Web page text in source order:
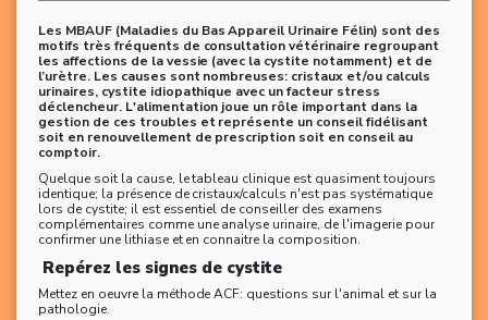
Les MBAUF (Maladies du Bas Appareil Urinaire Félin) sont des
motifs très fréquents de consultation vétérinaire regroupant
les affections de la vessie (avec la cystite notamment) et de
l’urètre. Les causes sont nombreuses: cristaux et/ou calculs
urinaires, cystite idiopathique avec un facteur stress
déclencheur. L'alimentation joue un rôle important dans la
gestion de ces troubles et représente un conseil fidélisant
soit en renouvellement de prescription soit en conseil au
comptoir.
Quelque soit la cause, le tableau clinique est quasiment toujours
identique; la présence de cristaux/calculs n'est pas systématique
lors de cystite; il est essentiel de conseiller des examens
complémentaires comme une analyse urinaire, de l'imagerie pour
confirmer une lithiase et en connaitre la composition.
Repérez les signes de cystite
Mettez en oeuvre la méthode ACF: questions sur l'animal et sur la
pathologie.